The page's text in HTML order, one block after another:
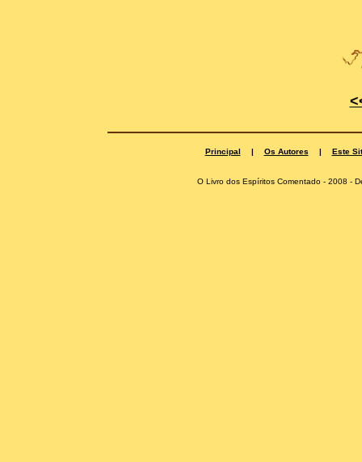
Principal | Os Autores | Este
O Livro dos Espíritos Comentado - 2008 -